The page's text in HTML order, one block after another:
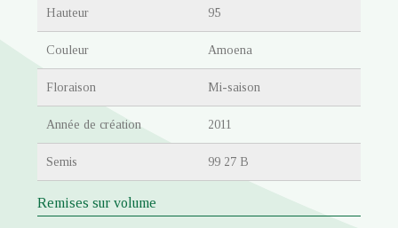
Hauteur 95
Couleur Amoena
Floraison Mi-saison
Année de création 2011
Semis 99 27 B
Remises sur volume